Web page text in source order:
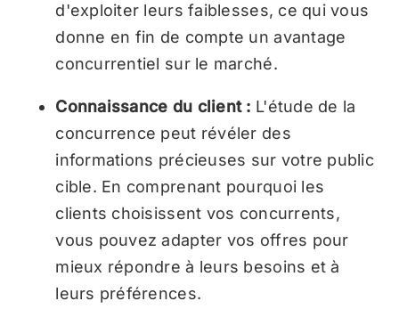
d'exploiter leurs faiblesses, ce qui vous
donne en fin de compte un avantage
concurrentiel sur le marché.
Connaissance du client : L'étude de la
concurrence peut révéler des
informations précieuses sur votre public
cible. En comprenant pourquoi les
clients choisissent vos concurrents,
vous pouvez adapter vos offres pour
mieux répondre à leurs besoins et à
leurs préférences.